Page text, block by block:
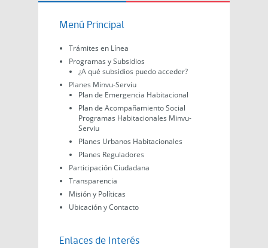
Menú Principal
Trámites en Línea
Programas y Subsidios
¿A qué subsidios puedo acceder?
Planes Minvu-Serviu
Plan de Emergencia Habitacional
Plan de Acompañamiento Social
Programas Habitacionales Minvu-
Serviu
Planes Urbanos Habitacionales
Planes Reguladores
Participación Ciudadana
Transparencia
Misión y Políticas
Ubicación y Contacto
Enlaces de Interés